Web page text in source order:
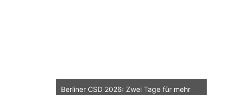
Berliner CSD 2026: Zwei Tage für mehr